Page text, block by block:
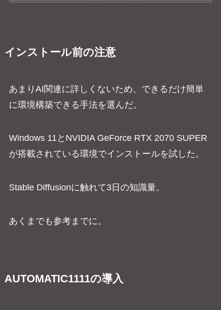
インストール前の注意
あまりAI関連に詳しくないため、できるだけ簡単
に環境構築できる手法を選んだ。
Windows 11とNVIDIA GeForce RTX 2070 SUPER
が搭載されている環境でインストールを試した。
Stable Diffusionに触れて3日の知識量。
あくまでも参考までに。
AUTOMATIC1111の導入